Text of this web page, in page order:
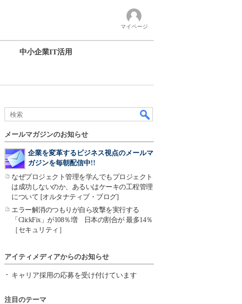
マイページ
中小企業IT活用
メールマガジンのお知らせ
企業を変革するビジネス視点のメールマ
ガジンを毎朝配信中!!
なぜプロジェクト管理を学んでもプロジェクト
は成功しないのか、あるいはケーキの工程管理
について [オルタナティブ・ブログ]
エラー解消のつもりが自ら攻撃を実行する
「ClickFix」が108％増 日本の割合が 最多14％
［セキュリティ］
アイティメディアからのお知らせ
キャリア採用の応募を受け付けています
注目のテーマ